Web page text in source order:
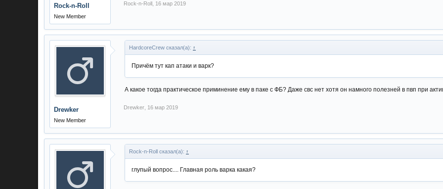
Rock-n-Roll
New Member
Rock-n-Roll 16 мар 2019
Drewker
New Member
HardcoreCrew сказал(а): ↑
Причём тут кап атаки и варк?
А какое тогда практическое приминение ему в паке с ФБ? Даже свс нет хотя он намного полезней в пвп при
Drewker 16 мар 2019
Rock-n-Roll сказал(а): ↑
глупый вопрос.... Главная роль варка какая?